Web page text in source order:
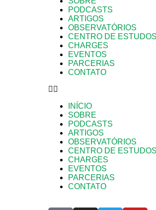
PODCASTS
ARTIGOS
OBSERVATÓRIOS
CENTRO DE
CHARGES
EVENTOS
PARCERIAS
CONTATO
INÍCIO
SOBRE
PODCASTS
ARTIGOS
OBSERVATÓRIOS
CENTRO DE
CHARGES
EVENTOS
PARCERIAS
CONTATO